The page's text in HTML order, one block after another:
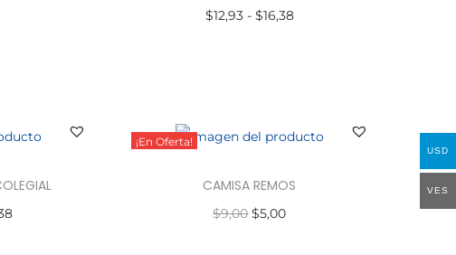
$12,93 - $16,38
¡En Oferta!
CAMISA REMOS
$9,00 $5,00
USD
VES